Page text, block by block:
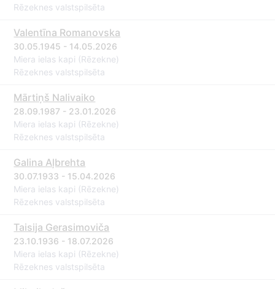
Rēzeknes valstspilsēta
Valentīna Romanovska
30.05.1945 - 14.05.2026
Miera ielas kapi (Rēzekne)
Rēzeknes valstspilsēta
Mārtiņš Nalivaiko
28.09.1987 - 23.01.2026
Miera ielas kapi (Rēzekne)
Rēzeknes valstspilsēta
Galina Aļbrehta
30.07.1933 - 15.04.2026
Miera ielas kapi (Rēzekne)
Rēzeknes valstspilsēta
Taisija Gerasimoviča
23.10.1936 - 18.07.2026
Miera ielas kapi (Rēzekne)
Rēzeknes valstspilsēta